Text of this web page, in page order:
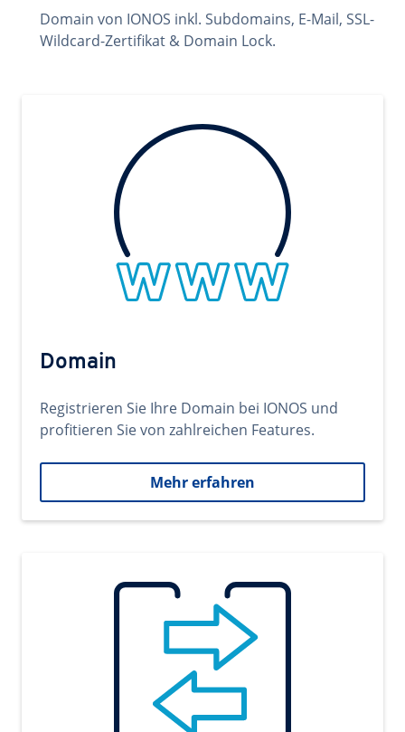
Domain von IONOS inkl. Subdomains, E-Mail, SSL-
Wildcard-Zertifikat & Domain Lock.
Domain
Registrieren Sie Ihre Domain bei IONOS und
profitieren Sie von zahlreichen Features.
Mehr erfahren